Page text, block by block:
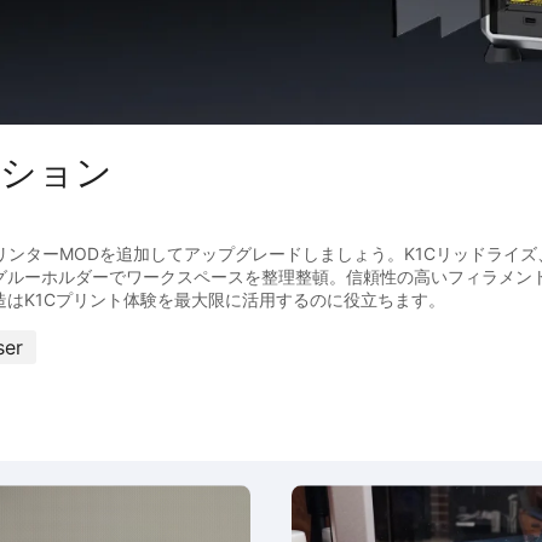
ョン
ターMODを追加してアップグレードしましょう。K1Cリッドライ
ーホルダーでワークスペースを整理整頓。信頼性の高いフィラメ